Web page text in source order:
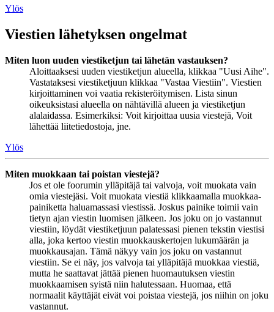
Ylös
Viestien lähetyksen ongelmat
Miten luon uuden viestiketjun tai lähetän vastauksen?
Aloittaaksesi uuden viestiketjun alueella, klikkaa "Uusi Aihe".
Vastataksesi viestiketjuun klikkaa "Vastaa Viestiin". Viestien
kirjoittaminen voi vaatia rekisteröitymisen. Lista sinun
oikeuksistasi alueella on nähtävillä alueen ja viestiketjun
alalaidassa. Esimerkiksi: Voit kirjoittaa uusia viestejä, Voit
lähettää liitetiedostoja, jne.
Ylös
Miten muokkaan tai poistan viestejä?
Jos et ole foorumin ylläpitäjä tai valvoja, voit muokata vain
omia viestejäsi. Voit muokata viestiä klikkaamalla muokkaa-
painiketta haluamassasi viestissä. Joskus painike toimii vain
tietyn ajan viestin luomisen jälkeen. Jos joku on jo vastannut
viestiin, löydät viestiketjuun palatessasi pienen tekstin viestisi
alla, joka kertoo viestin muokkauskertojen lukumäärän ja
muokkausajan. Tämä näkyy vain jos joku on vastannut
viestiin. Se ei näy, jos valvoja tai ylläpitäjä muokkaa viestiä,
mutta he saattavat jättää pienen huomautuksen viestin
muokkaamisen syistä niin halutessaan. Huomaa, että
normaalit käyttäjät eivät voi poistaa viestejä, jos niihin on joku
vastannut.